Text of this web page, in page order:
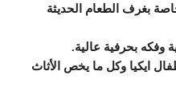
بغرف الطعام الحديثة
وفكه بحرفية عالية.
ايكيا وكل ما يخص الأثاث